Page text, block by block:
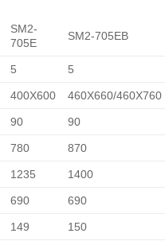
SM2-
705E
SM2-705EB
5 5
400X600 460X660/460X760
90 90
780 870
1235 1400
690 690
149 150